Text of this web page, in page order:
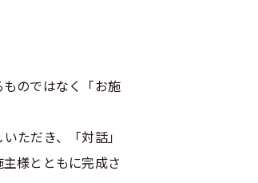
のではなく「お施
ただき、「対話」
様とともに完成さ